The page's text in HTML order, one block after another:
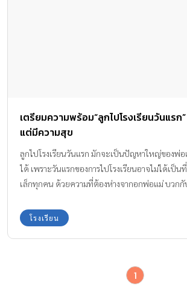
เตรียมความพร้อม“ลูกไปโรงเรียนวันแรก
แต่มีความสุข
ลูกไปโรงเรียนวันแรก มักจะเป็นปัญหาใหญ่ของพ่อ
ได้ เพราะวันแรกของการไปโรงเรียนอาจไม่ได้เป็น
เล็กทุกคน ด้วยความที่ต้องห่างจากอกพ่อแม่ บวก
อาการงอแงต่อมน้ำตาแตกในเช้าวันเปิดเทอมแรกข
โรงเรียน
1